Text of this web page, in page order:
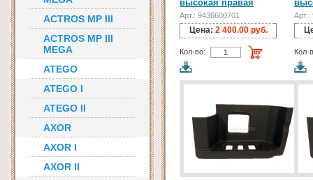
ACTROS MP III
ACTROS MP III
MEGA
ATEGO
ATEGO I
ATEGO II
AXOR
AXOR I
AXOR II
высокая правая
Арт.: 9436600701
Цена: 2 400.00 руб.
Кол-во:
Арт.:
Кол-